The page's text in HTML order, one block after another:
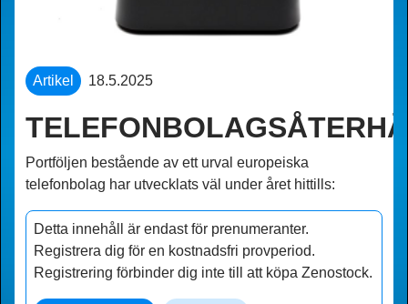
Artikel 18.5.2025
Portföljen bestående av ett urval europeiska
telefonbolag har utvecklats väl under året hittills:
Detta innehåll är endast för prenumeranter.
Registrera dig för en kostnadsfri provperiod.
Registrering förbinder dig inte till att köpa Zenostock.